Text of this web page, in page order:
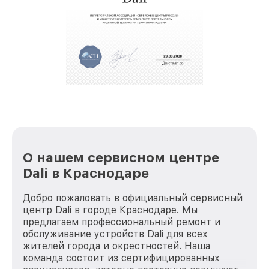
крупногабаритной техники, которые
обеспечат доставку устройств в сервис в
полной сохранности и бесплатно.
положительные отзывы и обрели отличную
репутацию. Мы постоянно совершенствуемся и
О нашем сервисном центре
Dali в Краснодаре
Добро пожаловать в официальный сервисный
центр Dali в городе Краснодаре. Мы
предлагаем профессиональный ремонт и
обслуживание устройств Dali для всех
жителей города и окрестностей. Наша
команда состоит из сертифицированных